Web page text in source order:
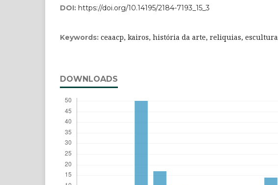
DOI: https://doi.org/10.14195/2184-7193_15_3
Keywords: ceaacp, kairos, história da arte, reliquias, escultura
DOWNLOADS